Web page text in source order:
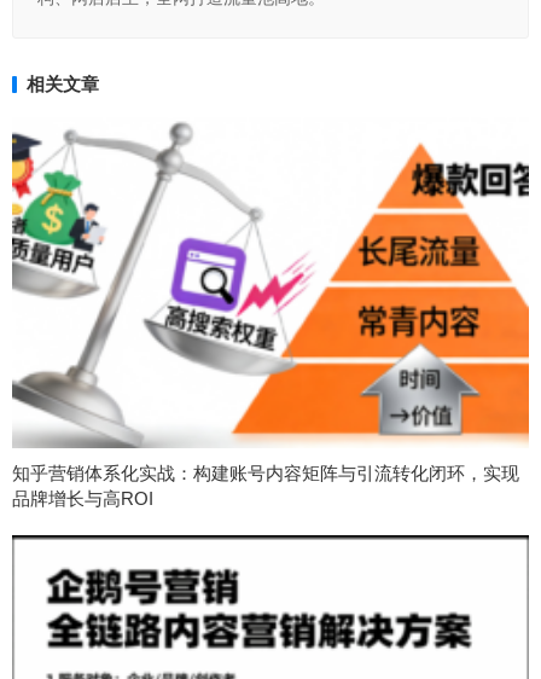
相关文章
知乎营销体系化实战：构建账号内容矩阵与引流转化闭环，实现
品牌增长与高ROI